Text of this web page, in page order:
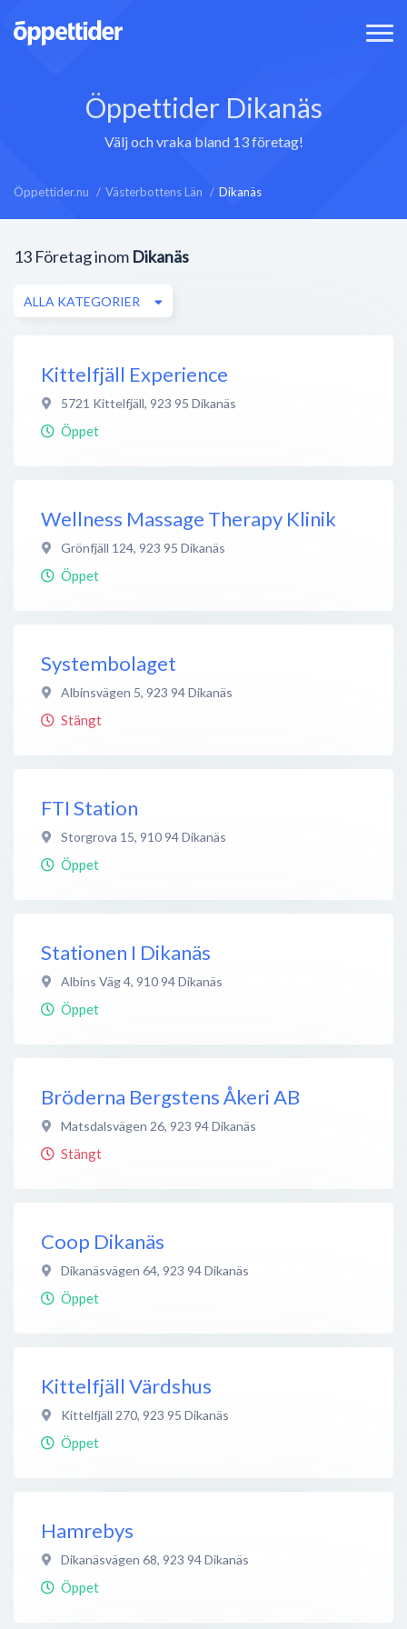
Öppettider Dikanäs
Välj och vraka bland 13 företag!
Öppettider.nu Västerbottens Län Dikanäs
13 Företag inom Dikanäs
ALLA KATEGORIER
Kittelfjäll Experience
5721 Kittelfjäll, 923 95 Dikanäs
Öppet
Wellness Massage Therapy Klinik
Grönfjäll 124, 923 95 Dikanäs
Öppet
Systembolaget
Albinsvägen 5, 923 94Dikanäs
Stängt
FTI Station
Storgrova 15, 910 94Dikanäs
Öppet
Stationen I Dikanäs
Albins Väg 4, 910 94Dikanäs
Öppet
Bröderna Bergstens Åkeri AB
Matsdalsvägen 26, 923 94Dikanäs
Stängt
Coop Dikanäs
Dikanäsvägen 64, 923 94Dikanäs
Öppet
Kittelfjäll Värdshus
Kittelfjäll 270, 923 95 Dikanäs
Öppet
Hamrebys
Dikanäsvägen 68, 923 94Dikanäs
Öppet